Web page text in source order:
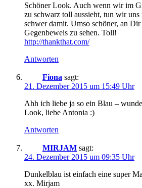
Schöner Look. Auch wenn wir im
zu schwarz toll aussieht, tun wir
schwer damit. Umso schöner, an
Gegenbeweis zu sehen. Toll!
http://thankthat.com/
Antworten
Fiona sagt:
21. Dezember 2015 um 15:49 Uhr
Ahh ich liebe ja so ein Blau –
Look, liebe Antonia :)
Antworten
MIRJAM sagt:
24. Dezember 2015 um 09:35 Uhr
Dunkelblau ist einfach eine super
xx. Mirjam